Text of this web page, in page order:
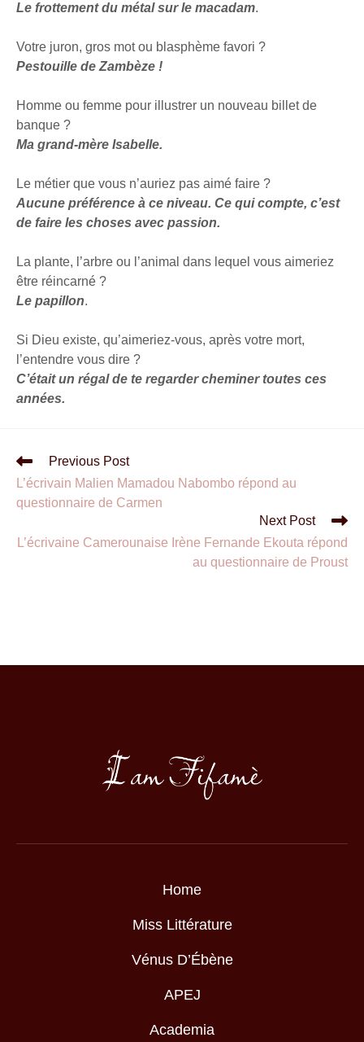
Le frottement du métal sur le macadam.
Votre juron, gros mot ou blasphème favori ?
Pestouille de Zambèze !
Homme ou femme pour illustrer un nouveau billet de
banque ?
Ma grand-mère Isabelle.
Le métier que vous n’auriez pas aimé faire ?
Aucune préférence à ce niveau. Ce qui compte, c’est
de faire les choses avec passion.
La plante, l’arbre ou l’animal dans lequel vous aimeriez
être réincarné ?
Le papillon.
Si Dieu existe, qu’aimeriez-vous, après votre mort,
l’entendre vous dire ?
C’était un régal de te regarder cheminer toutes ces
années.
Previous Post
L’écrivain Malien Mamadou Nabombo répond au
questionnaire de Carmen
Next Post
L’écrivaine Camerounaise Irène Fernande Ekouta répond
au questionnaire de Proust
Home
Miss Littérature
Vénus D’Ébène
APEJ
Academia